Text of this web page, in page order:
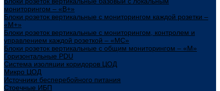
мониторингом – «В+»
Блоки розеток вертикальные с мониторингом каждой розетки –
«М+»
Блоки розеток вертикальные с мониторингом, контролем и
управлением каждой розеткой – «МС»
Блоки розеток вертикальные с общим мониторингом – «М»
Горизонтальные PDU
Система изоляции коридоров ЦОД
Микро ЦОД
Источники бесперебойного питания
Стоечные ИБП